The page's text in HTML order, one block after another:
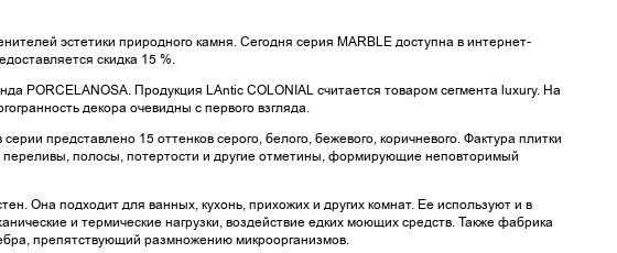
эстетики природного камня. Сегодня серия MARBLE доступна в интернет-
скидка 15 %.
PORCELANOSA. Продукция LAntic COLONIAL считается товаром сегмента luxury. На
декора очевидны с первого взгляда.
представлено 15 оттенков серого, белого, бежевого, коричневого. Фактура плитки
полосы, потертости и другие отметины, формирующие неповторимый
Она подходит для ванных, кухонь, прихожих и других комнат. Ее используют и в
и термические нагрузки, воздействие едких моющих средств. Также фабрика
препятствующий размножению микроорганизмов.